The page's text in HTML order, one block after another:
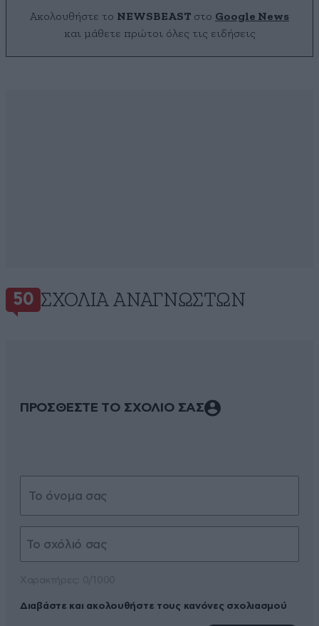
Ακολουθήστε το NEWSBEAST στο Google News
και μάθετε πρώτοι όλες τις ειδήσεις
50 ΣΧΌΛΙΑ ΑΝΑΓΝΩΣΤΏΝ
ΠΡΟΣΘΕΣΤΕ ΤΟ ΣΧΟΛΙΟ ΣΑΣ
Διαβάστε και ακολουθήστε τους κανόνες σχολιασμού